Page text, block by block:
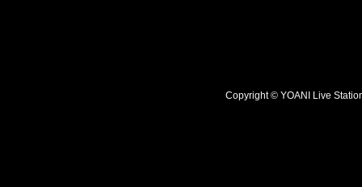
Copyright © YOANI Live